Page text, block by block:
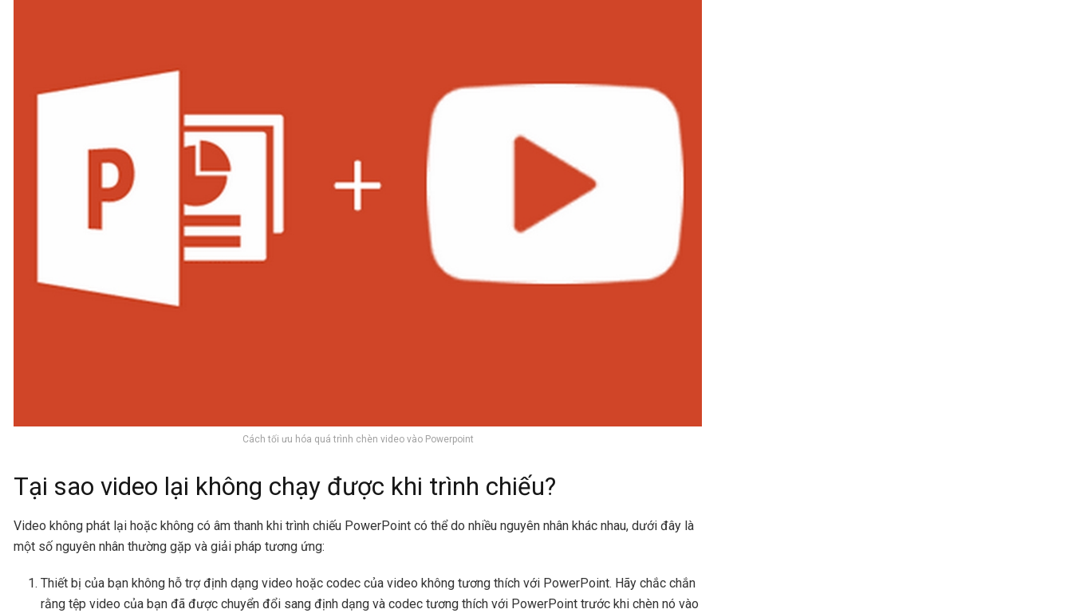
Cách tối ưu hóa quá trình chèn video vào Powerpoint
Tại sao video lại không chạy được khi trình chiếu?
Video không phát lại hoặc không có âm thanh khi trình chiếu PowerPoint có thể do nhiều nguyên nhân khác nhau, dưới đây là
một số nguyên nhân thường gặp và giải pháp tương ứng:
Thiết bị của bạn không hỗ trợ định dạng video hoặc codec của video không tương thích với PowerPoint. Hãy chắc chắn
rằng tệp video của bạn đã được chuyển đổi sang định dạng và codec tương thích với PowerPoint trước khi chèn nó vào